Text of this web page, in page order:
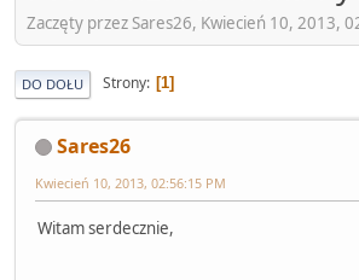
Zaczęty przez Sares26, Kwiecień 10, 2013,
DO DOŁU Strony 1
Sares26
Kwiecień 10, 2013, 02:56:15 PM
Witam serdecznie,